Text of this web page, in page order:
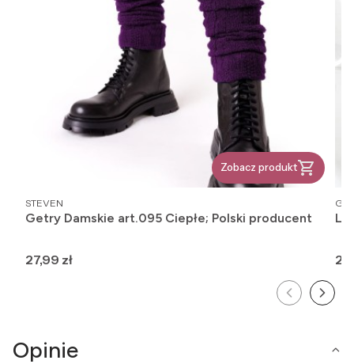
Zobacz produkt
PRODUCENT
STEVEN
Getry Damskie art.095 Ciepłe; Polski producent
Cena
27,99 zł
Opinie